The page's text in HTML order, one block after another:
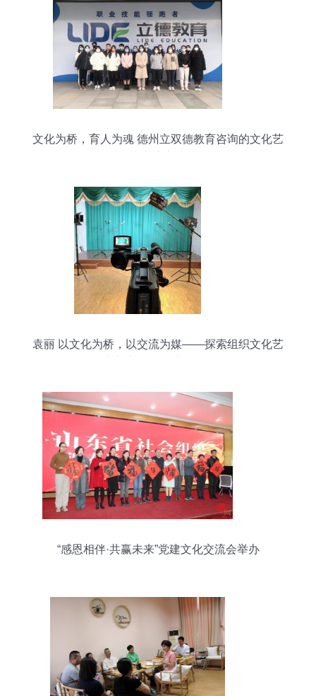
文化为桥，育人为魂 德州立双德教育咨询的文化艺
袁丽 以文化为桥，以交流为媒——探索组织文化艺
“感恩相伴·共赢未来”党建文化交流会举办